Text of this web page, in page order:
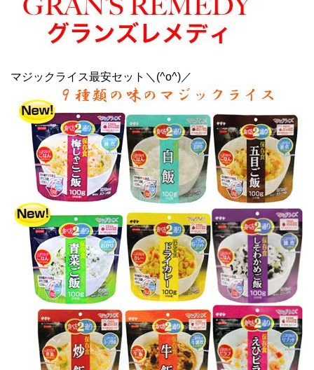
マジックライス最安セット＼(^o^)／